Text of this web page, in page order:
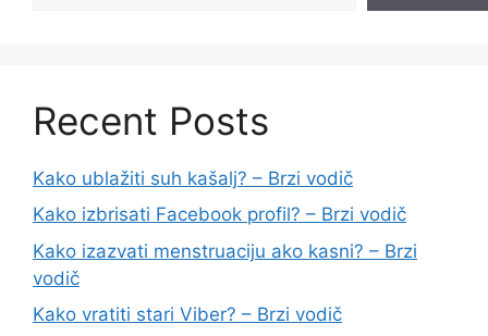
Recent Posts
Kako ublažiti suh kašalj? – Brzi vodič
Kako izbrisati Facebook profil? – Brzi vodič
Kako izazvati menstruaciju ako kasni? – Brzi
vodič
Kako vratiti stari Viber? – Brzi vodič